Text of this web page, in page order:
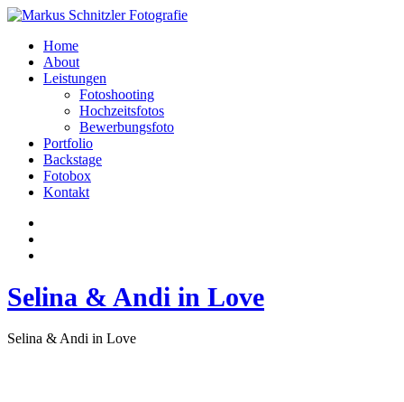
Home
About
Leistungen
Fotoshooting
Hochzeitsfotos
Bewerbungsfoto
Portfolio
Backstage
Fotobox
Kontakt
Selina & Andi in Love
Selina & Andi in Love